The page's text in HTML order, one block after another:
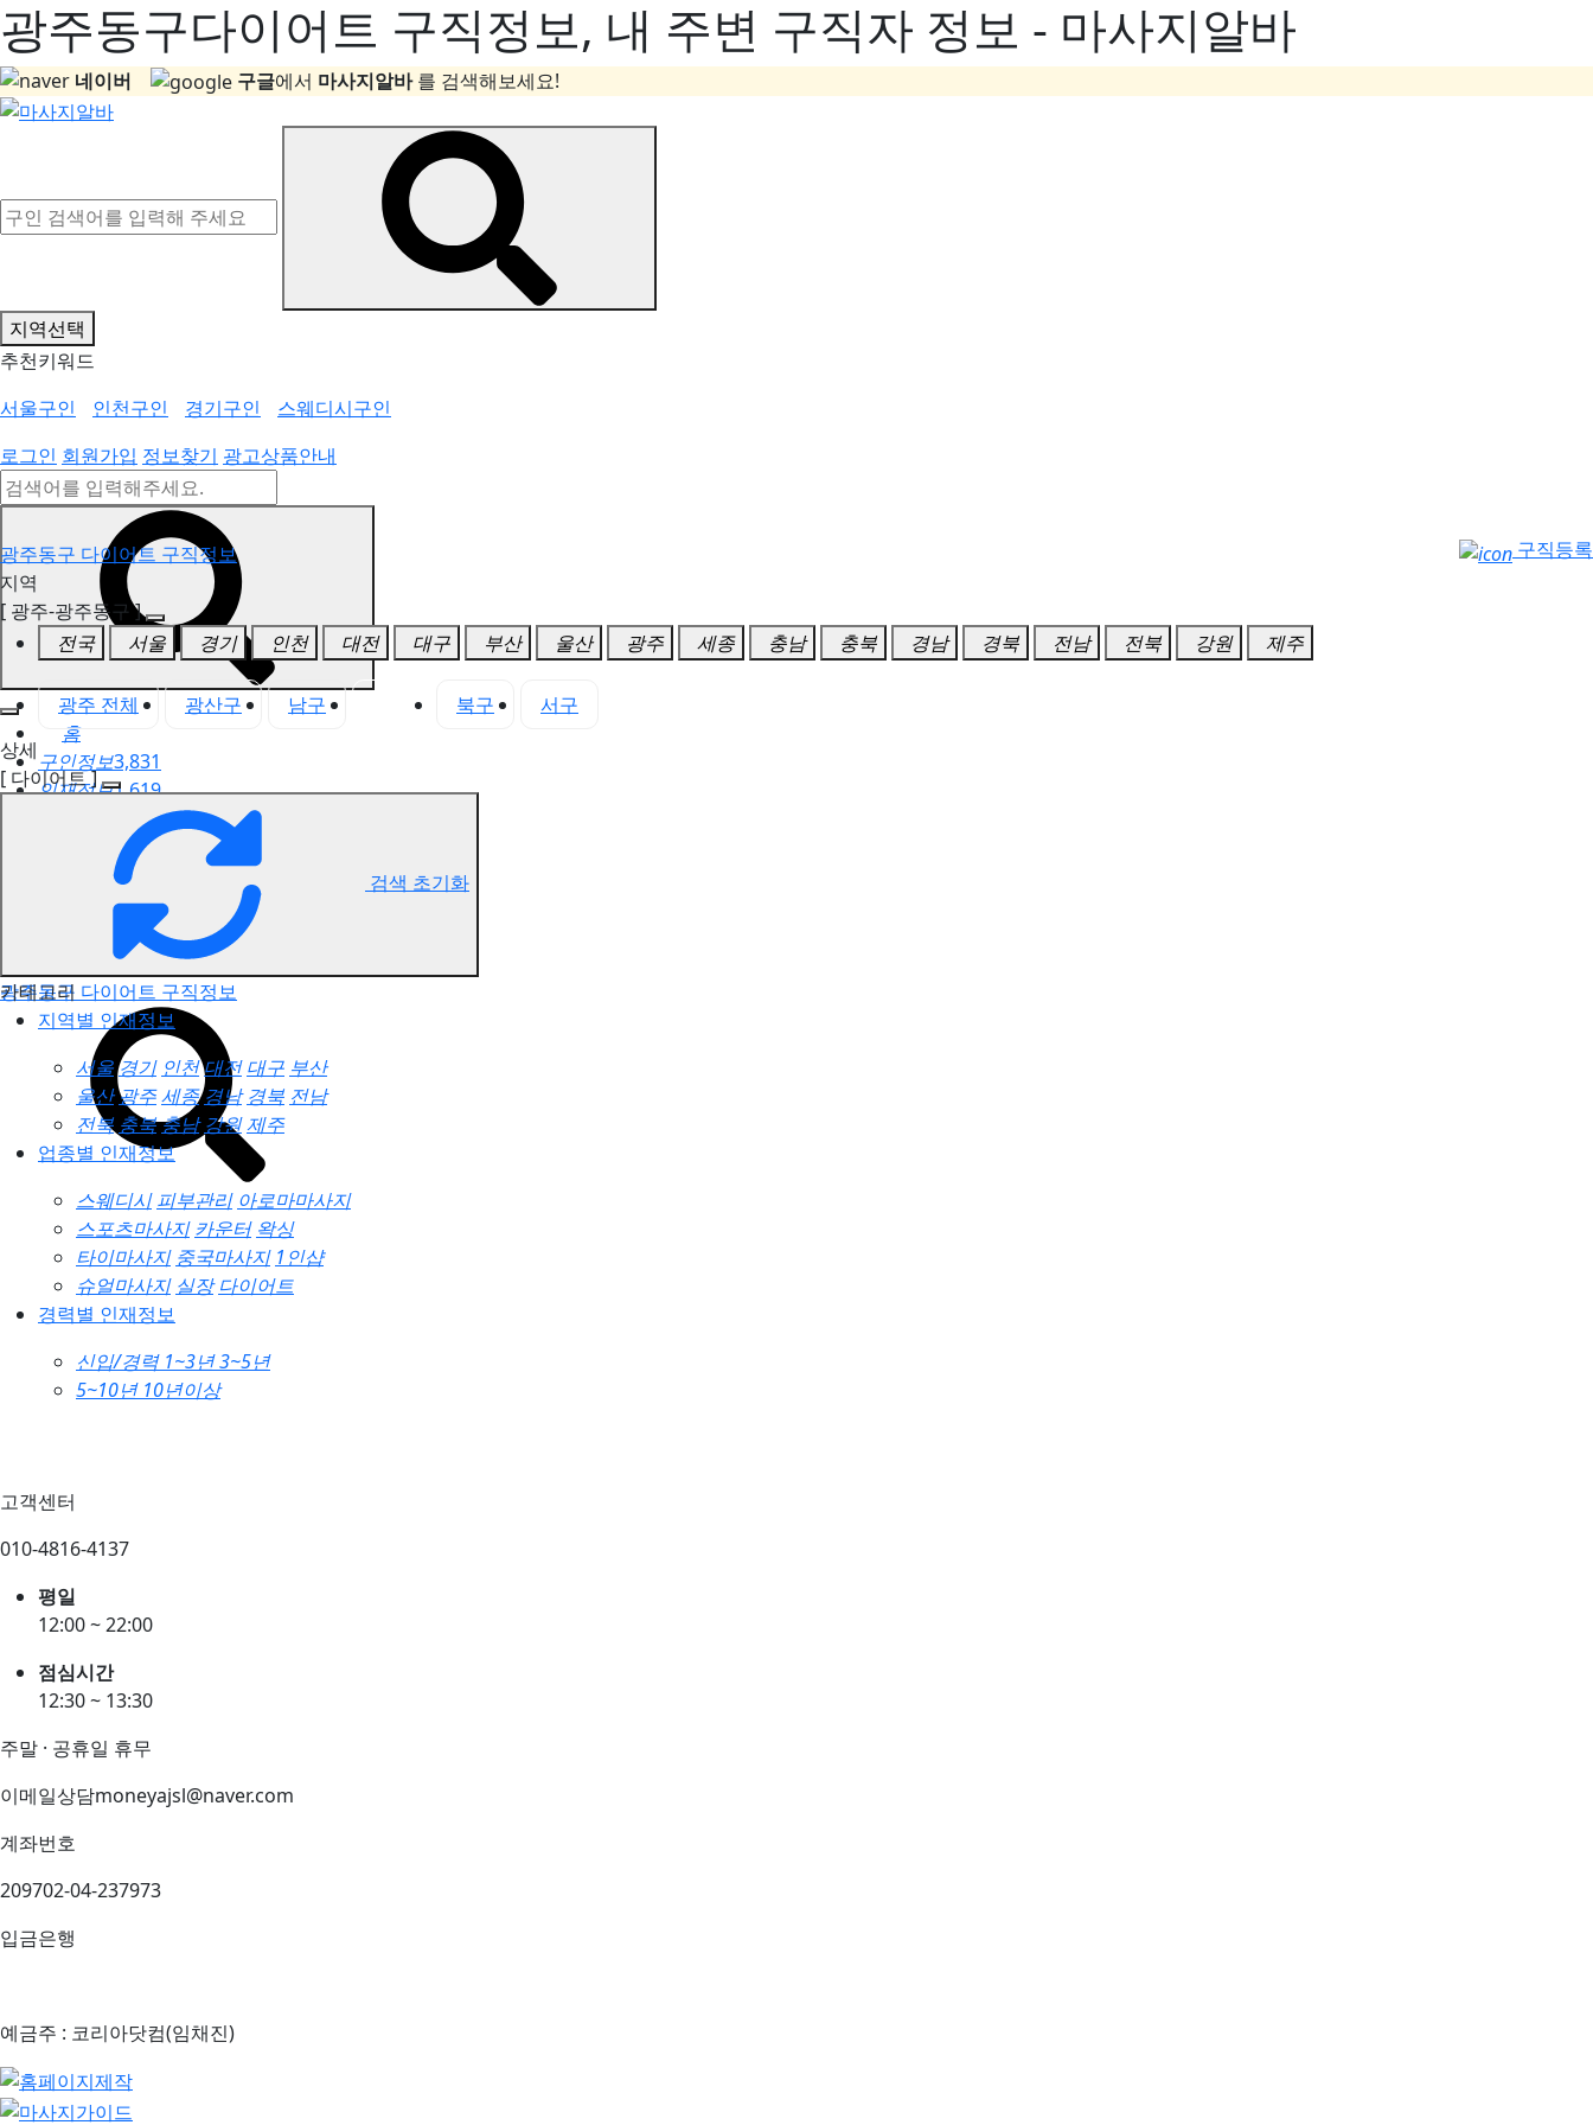
광주동구다이어트 구직정보, 내 주변 구직자 정보 - 마사지알바
네이버 구글에서 마사지알바를 검색해보세요!
지역선택
추천키워드
서울구인
인천구인 경기구인
스웨디시구인
로그인 회원가입 정보찾기 광고상품안내
홈
구인정보3,831
인재정보1,619
고객센터
전국업체정보
마사지가이드
업체 서비스 관리
광주동구 다이어트 구직정보
광주동구 다이어트 구직정보
구직등록
지역
[ 광주-광주동구 ]
전국
서울 경기 인천 대전 대구 부산 울산 광주 세종 충남 충북 경남 경북 전남 전북 강원 제주
광주 전체 광산구 남구 북구
서구
상세
[ 다이어트 ]
검색 초기화
카테고리
지역별 인재정보
서울경기 인천대전 대구 부산
울산광주세종경남 경북 전남
전북 충북충남 강원제주
업종별 인재정보
스웨디시 피부관리 아로마마사지
스포츠마사지 카운터 왁싱
타이마사지 중국마사지 1인샵
슈얼마사지 실장 다이어트
경력별 인재정보
신입/경력 1~3년3~5년
5~10년 10년이상
고객센터
010-4816-4137
평일
12:00 ~ 22:00
점심시간
12:30 ~ 13:30
주말 · 공휴일 휴무
이메일상담moneyajsl@naver.com
계좌번호
209702-04-237973
입금은행
예금주 : 코리아닷컴(임채진)